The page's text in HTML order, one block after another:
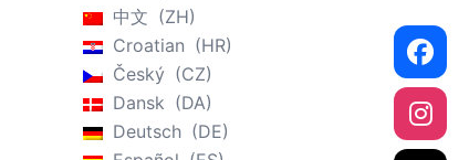
中文
ZH
Croatian
HR
Český
CZ
Dansk
DA
Deutsch
DE